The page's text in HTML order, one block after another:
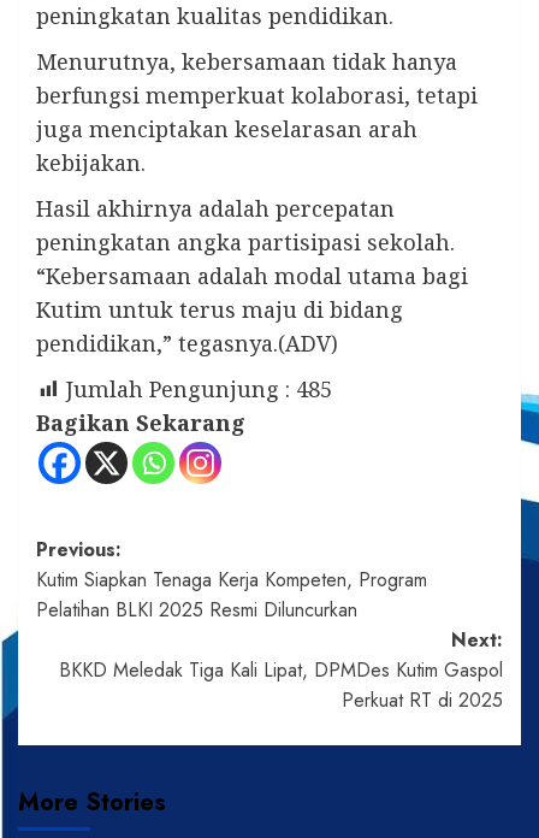
peningkatan kualitas pendidikan.
Menurutnya, kebersamaan tidak hanya
berfungsi memperkuat kolaborasi, tetapi
juga menciptakan keselarasan arah
kebijakan.
Hasil akhirnya adalah percepatan
peningkatan angka partisipasi sekolah.
“Kebersamaan adalah modal utama bagi
Kutim untuk terus maju di bidang
pendidikan,” tegasnya.(ADV)
Jumlah Pengunjung : 485
Bagikan Sekarang
Post
navigation
Previous:
Kutim Siapkan Tenaga Kerja Kompeten, Program
Pelatihan BLKI 2025 Resmi Diluncurkan
Next:
BKKD Meledak Tiga Kali Lipat, DPMDes Kutim Gaspol
Perkuat RT di 2025
More Stories